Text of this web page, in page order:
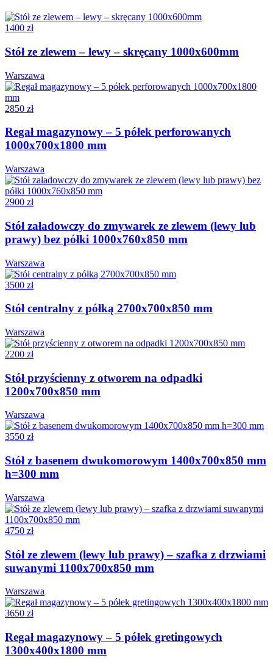
1400 zł
Stół ze zlewem – lewy – skręcany 1000x600mm
Warszawa
2850 zł
Regał magazynowy – 5 półek perforowanych
1000x700x1800 mm
Warszawa
2900 zł
Stół załadowczy do zmywarek ze zlewem (lewy lub
prawy) bez półki 1000x760x850 mm
Warszawa
3500 zł
Stół centralny z półką 2700x700x850 mm
Warszawa
2200 zł
Stół przyścienny z otworem na odpadki
1200x700x850 mm
Warszawa
3550 zł
Stół z basenem dwukomorowym 1400x700x850 mm
h=300 mm
Warszawa
4750 zł
Stół ze zlewem (lewy lub prawy) – szafka z drzwiami
suwanymi 1100x700x850 mm
Warszawa
3650 zł
Regał magazynowy – 5 półek gretingowych
1300x400x1800 mm